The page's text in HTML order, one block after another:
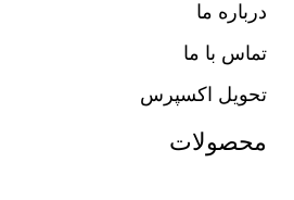
درباره ما
تماس با ما
تحویل اکسپرس
محصولات